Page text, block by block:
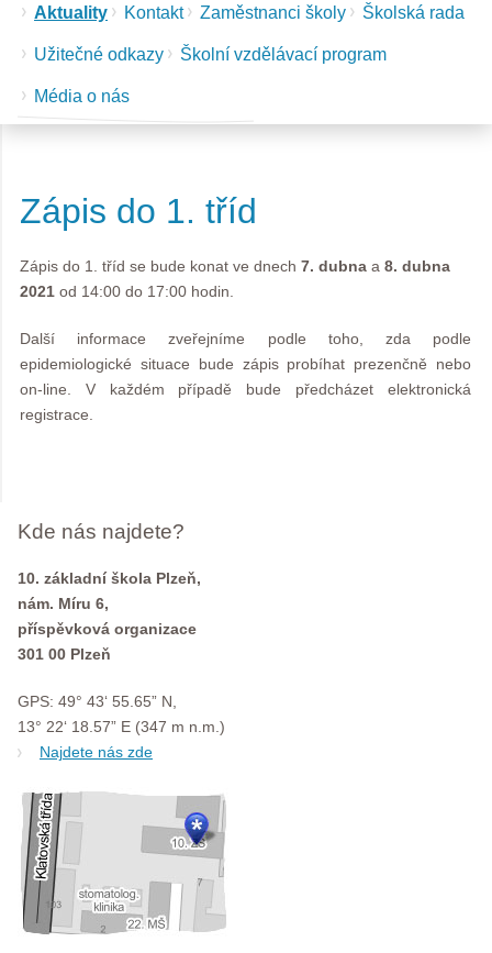
Aktuality Kontakt Zaměstnanci školy Školská rada
Užitečné odkazy Školní vzdělávací program
Média o nás
Zápis do 1. tříd
Zápis do 1. tříd se bude konat ve dnech 7. dubna a 8. dubna
2021 od 14:00 do 17:00 hodin.
Další informace zveřejníme podle toho, zda podle
epidemiologické situace bude zápis probíhat prezenčně nebo
on-line. V každém případě bude předcházet elektronická
registrace.
Kde nás najdete?
10. základní škola Plzeň,
nám. Míru 6,
příspěvková organizace
301 00 Plzeň
GPS: 49° 43‘ 55.65” N,
13° 22‘ 18.57” E (347 m n.m.)
Najdete nás zde